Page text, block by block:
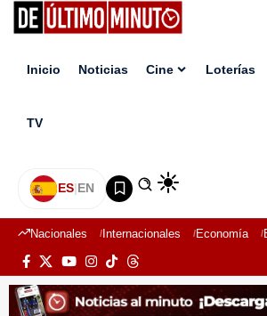
Inicio Noticias Cine Loterías
TV
ES|EN
Nacionales Internacionales Economía